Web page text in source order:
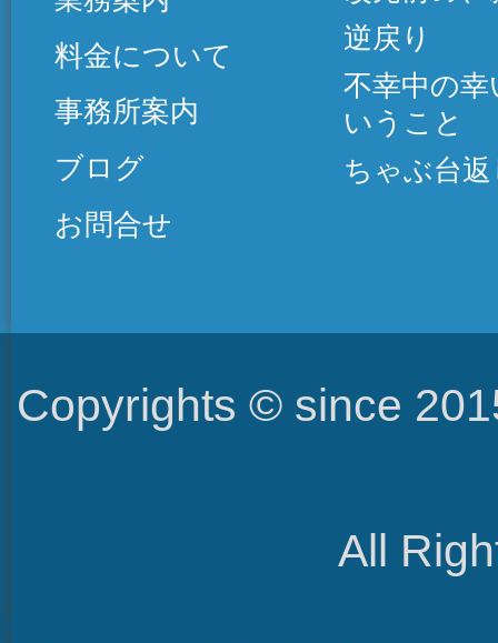
料金について
事務所案内
ブログ
お問合せ
逆戻り
不幸中の
いうこと
ちゃぶ台
Copyrights © since
All